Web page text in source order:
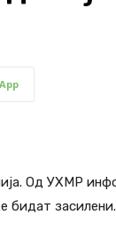
Од УХМР
бидат засилени.